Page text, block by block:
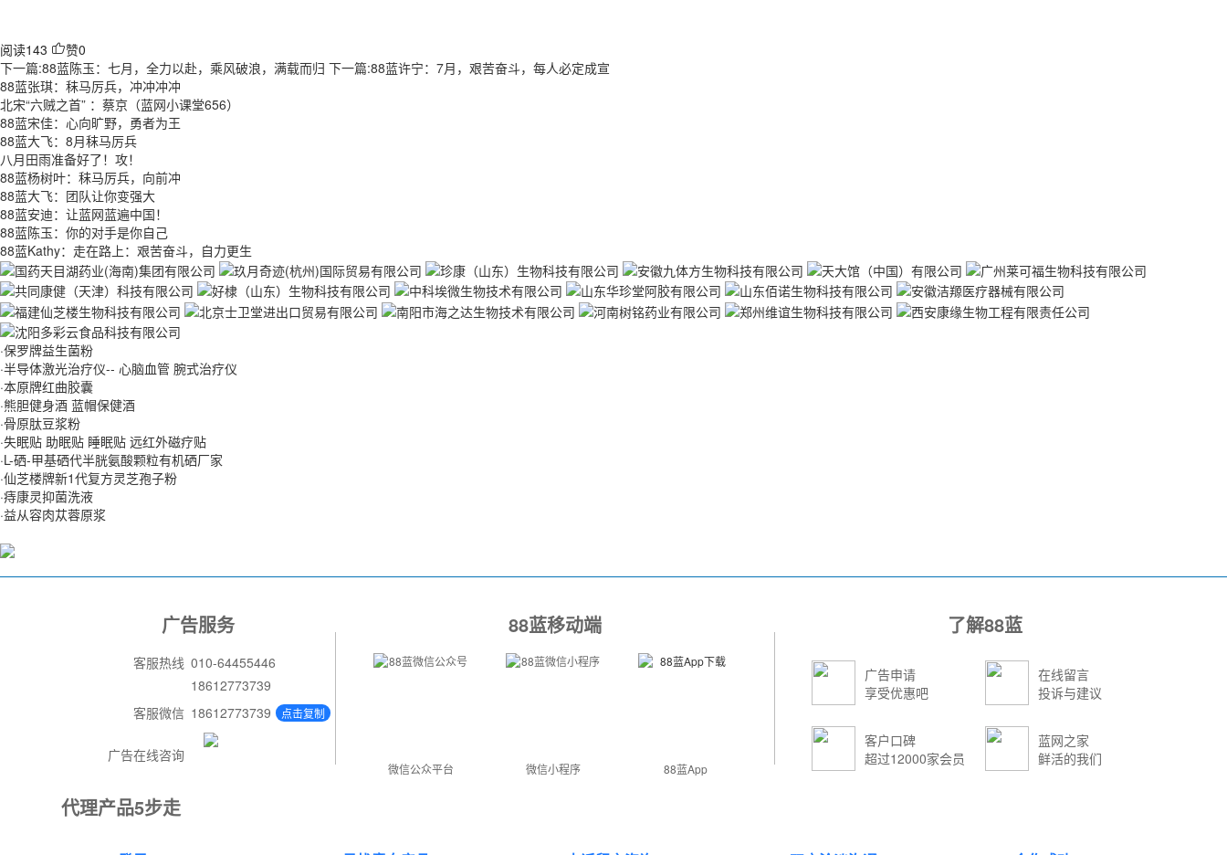
阅读143 赞0
下一篇:88蓝陈玉：七月，全力以赴，乘风破浪，满载而归 下一篇:88蓝许宁：7月，艰苦奋斗，每人必定成宣
88蓝张琪：秣马厉兵，冲冲冲冲
北宋“六贼之首” ：蔡京（蓝网小课堂656）
88蓝宋佳：心向旷野，勇者为王
88蓝大飞：8月秣马厉兵
八月田雨准备好了！攻！
88蓝杨树叶：秣马厉兵，向前冲
88蓝大飞：团队让你变强大
88蓝安迪：让蓝网蓝遍中国！
88蓝陈玉：你的对手是你自己
88蓝Kathy：走在路上：艰苦奋斗，自力更生
·保罗牌益生菌粉
·半导体激光治疗仪-- 心脑血管 腕式治疗仪
·本原牌红曲胶囊
·熊胆健身酒 蓝帽保健酒
·骨原肽豆浆粉
·失眠贴 助眠贴 睡眠贴 远红外磁疗贴
·L-硒-甲基硒代半胱氨酸颗粒有机硒厂家
·仙芝楼牌新1代复方灵芝孢子粉
·痔康灵抑菌洗液
·益从容肉苁蓉原浆
广告服务
客服热线
客服微信
广告在线咨询
010-64455446
18612773739
18612773739
点击复制
88蓝移动端
微信公众平台 微信小程序 88蓝App
了解88蓝
广告申请
享受优惠吧
在线留言
投诉与建议
客户口碑
超过12000家会员
蓝网之家
鲜活的我们
代理产品5步走